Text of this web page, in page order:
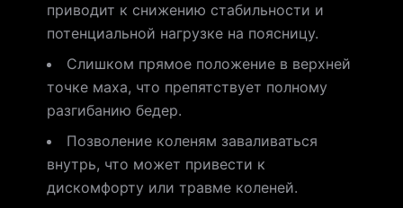
приводит к снижению стабильности и
потенциальной нагрузке на поясницу.
Слишком прямое положение в верхней
точке маха, что препятствует полному
разгибанию бедер.
Позволение коленям заваливаться
внутрь, что может привести к
дискомфорту или травме коленей.